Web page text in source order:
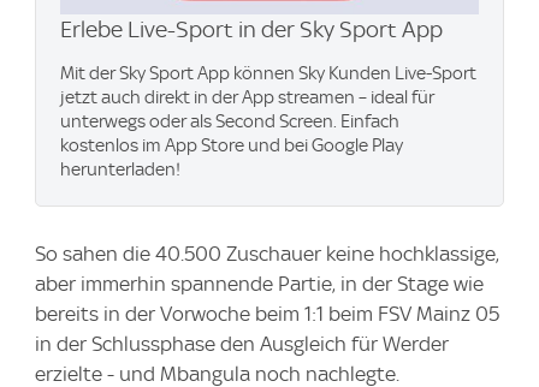
Erlebe Live-Sport in der Sky Sport App
Mit der Sky Sport App können Sky Kunden Live-Sport
jetzt auch direkt in der App streamen – ideal für
unterwegs oder als Second Screen. Einfach
kostenlos im App Store und bei Google Play
herunterladen!
So sahen die 40.500 Zuschauer keine hochklassige,
aber immerhin spannende Partie, in der Stage wie
bereits in der Vorwoche beim 1:1 beim FSV Mainz 05
in der Schlussphase den Ausgleich für Werder
erzielte - und Mbangula noch nachlegte.